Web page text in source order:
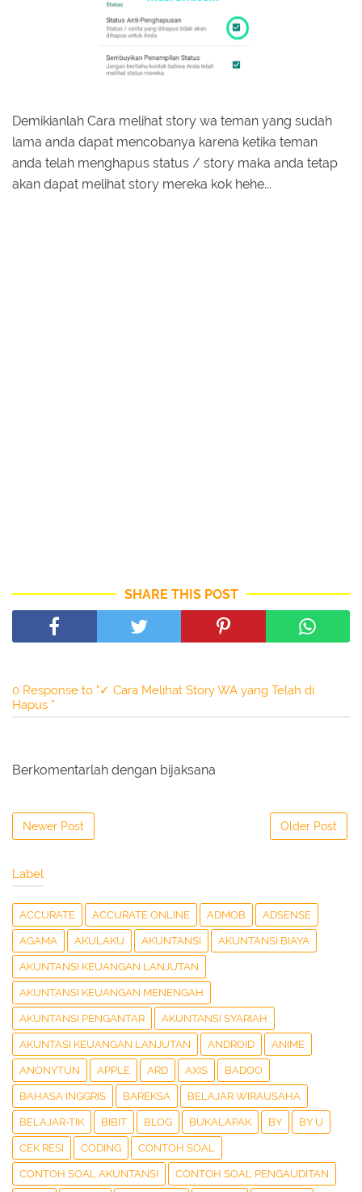
Demikianlah Cara melihat story wa teman yang sudah
lama anda dapat mencobanya karena ketika teman
anda telah menghapus status / story maka anda tetap
akan dapat melihat story mereka kok hehe...
SHARE THIS POST
0 Response to "✓ Cara Melihat Story WA yang Telah di
Hapus "
Berkomentarlah dengan bijaksana
Newer Post Older Post
Label
ACCURATE ACCURATE ONLINE ADMOB ADSENSE
AGAMA AKULAKU AKUNTANSI AKUNTANSI BIAYA
AKUNTANSI KEUANGAN LANJUTAN
AKUNTANSI KEUANGAN MENENGAH
AKUNTANSI PENGANTAR AKUNTANSI SYARIAH
AKUNTASI KEUANGAN LANJUTAN ANDROID ANIME
ANONYTUN APPLE ARD AXIS BADOO
BAHASA INGGRIS BAREKSA BELAJAR WIRAUSAHA
BELAJAR-TIK BIBIT BLOG BUKALAPAK BY BY U
CEK RESI CODING CONTOH SOAL
CONTOH SOAL AKUNTANSI CONTOH SOAL PENGAUDITAN